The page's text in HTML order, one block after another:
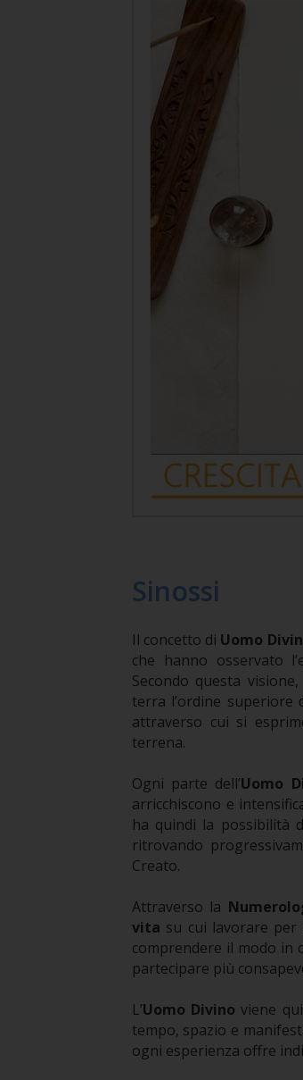
Sinossi
Il concetto di Uomo
che hanno osservato
Secondo questa
terra l’ordine superiore
attraverso cui si
terrena.
Ogni parte dell’Uomo
arricchiscono e
ha quindi la possibilità
ritrovando
Creato.
Attraverso la
vita su cui lavorare per
comprendere il modo in
partecipare più
L’Uomo Divino viene
tempo, spazio e
ogni esperienza offre